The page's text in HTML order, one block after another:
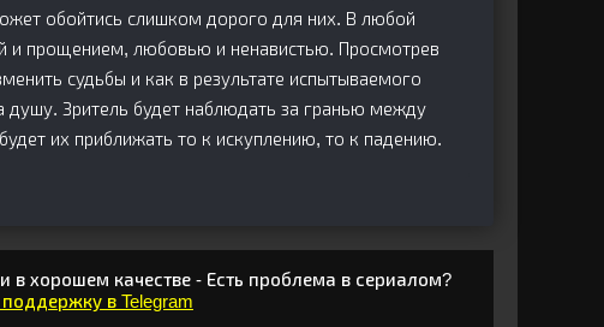
обойтись слишком дорого для них. В любой
и прощением, любовью и ненавистью. Просмотрев
судьбы и как в результате испытываемого
Зритель будет наблюдать за гранью между
их приближать то к искуплению, то к падению.
в хорошем качестве - Есть проблема в сериалом?
поддержку в Telegram